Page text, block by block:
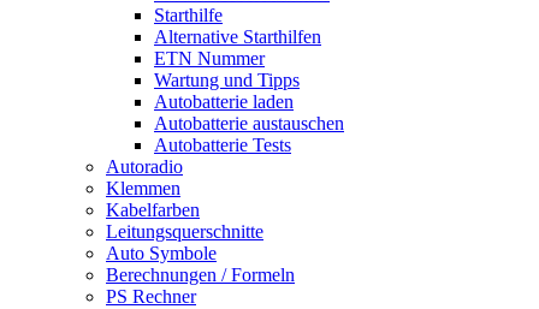
Starthilfe
Alternative Starthilfen
ETN Nummer
Wartung und Tipps
Autobatterie laden
Autobatterie austauschen
Autobatterie Tests
Autoradio
Klemmen
Kabelfarben
Leitungsquerschnitte
Auto Symbole
Berechnungen / Formeln
PS Rechner